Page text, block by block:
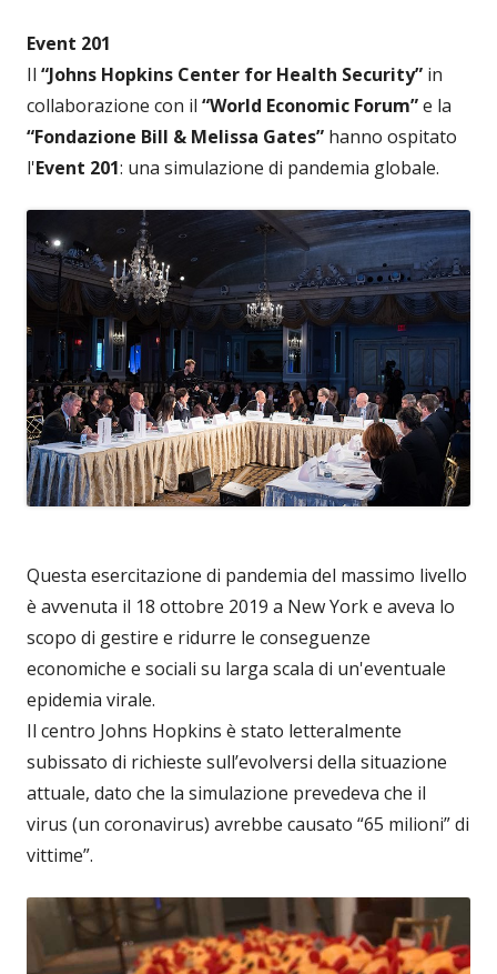
Event 201
Il “Johns Hopkins Center for Health Security” in
collaborazione con il “World Economic Forum”e la
“Fondazione Bill & Melissa Gates” hanno ospitato
l'Event 201: una simulazione di pandemia globale.
Questa esercitazione di pandemia del massimo livello
è avvenuta il 18 ottobre 2019 a New York e aveva lo
scopo di gestire e ridurre le conseguenze
economiche e sociali su larga scala di un'eventuale
epidemia virale.
Il centro Johns Hopkins è stato letteralmente
subissato di richieste sull’evolversi della situazione
attuale, dato che la simulazione prevedeva che il
virus (un coronavirus) avrebbe causato “65 milioni” di
vittime”.